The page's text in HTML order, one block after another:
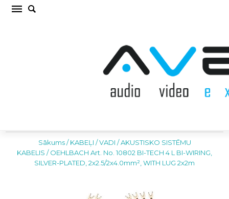
OEHLBACH Art. No. 10802 BI-TECH 4 L BI-
WIRING, SILVER-PLATED, 2x2.5/2x4.0mm²,
Sākums/KABEĻI / VADI /AKUSTISKO SISTĒMU
KABELIS /OEHLBACH Art. No. 10802 BI-TECH 4 L BI-WIRING,
SILVER-PLATED, 2x2.5/2x4.0mm², WITH LUG 2x2m